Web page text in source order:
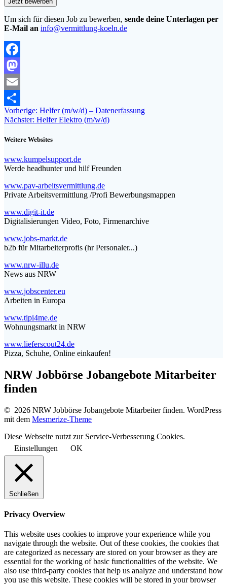
Um sich für diesen Job zu bewerben, sende deine Unterlagen per
E-Mail an info@vermittlung-koeln.de
Facebook
Mastodon
Email
Teilen
Beitragsnavigation
Vorherige: Vorheriger
Beitrag:
Helfer (m/w/d) – Datenerfassung
Nächster: Nächster
Helfer Elektro (m/w/d)
Weitere Websites
www.kumpelsupport.de
Werde headhunter und hilf Freunden
www.pav-arbeitsvermittlung.de
Private Arbeitsvermittlung /Profi Bewerbungsmappen
www.digit-it.de
Digitalisierungen Video, Foto, Firmenarchive
www.jobs-markt.de
b2b für Mitarbeiterprofis (hr Personaler...)
www.nrw-illu.de
News aus NRW
www.jobscenter.eu
Arbeiten in Europa
www.tipi4me.de
Wohnungsmarkt in NRW
www.lieferscout24.de
Pizza, Schuhe, Online einkaufen!
NRW Jobbörse Jobangebote Mitarbeiter
finden
© 2026 NRW Jobbörse Jobangebote Mitarbeiter finden. WordPress
mit dem Mesmerize-Theme
Diese Webseite nutzt zur Service-Verbesserung Cookies.
Einstellungen
OK
Schließen
Privacy Overview
This website uses cookies to improve your experience while you
navigate through the website. Out of these cookies, the cookies that
are categorized as necessary are stored on your browser as they are
essential for the working of basic functionalities of the website. We
also use third-party cookies that help us analyze and understand how
you use this website. These cookies will be stored in your browser